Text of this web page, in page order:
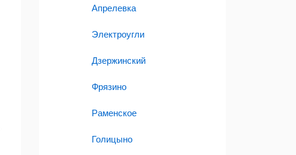
Апрелевка
Электроугли
Дзержинский
Фрязино
Раменское
Голицыно